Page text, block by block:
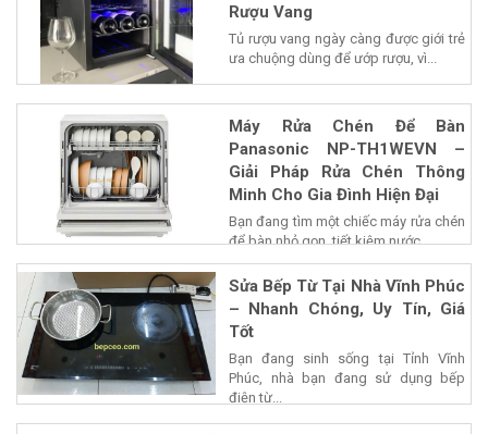
Rượu Vang
Tủ rượu vang ngày càng được giới trẻ
ưa chuộng dùng để ướp rượu, vì...
Máy Rửa Chén Để Bàn
Panasonic NP-TH1WEVN –
Giải Pháp Rửa Chén Thông
Minh Cho Gia Đình Hiện Đại
Bạn đang tìm một chiếc máy rửa chén
để bàn nhỏ gọn, tiết kiệm nước...
Sửa Bếp Từ Tại Nhà Vĩnh Phúc
– Nhanh Chóng, Uy Tín, Giá
Tốt
Bạn đang sinh sống tại Tỉnh Vĩnh
Phúc, nhà bạn đang sử dụng bếp
điện từ...